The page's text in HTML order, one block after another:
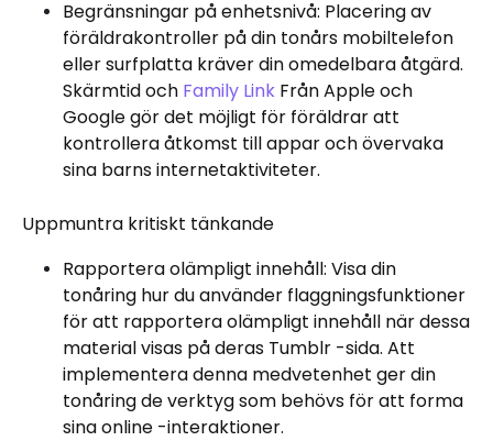
Begränsningar på enhetsnivå: Placering av
föräldrakontroller på din tonårs mobiltelefon
eller surfplatta kräver din omedelbara åtgärd.
Skärmtid och Family Link Från Apple och
Google gör det möjligt för föräldrar att
kontrollera åtkomst till appar och övervaka
sina barns internetaktiviteter.
Uppmuntra kritiskt tänkande
Rapportera olämpligt innehåll: Visa din
tonåring hur du använder flaggningsfunktioner
för att rapportera olämpligt innehåll när dessa
material visas på deras Tumblr -sida. Att
implementera denna medvetenhet ger din
tonåring de verktyg som behövs för att forma
sina online -interaktioner.